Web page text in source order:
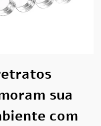
sua
com